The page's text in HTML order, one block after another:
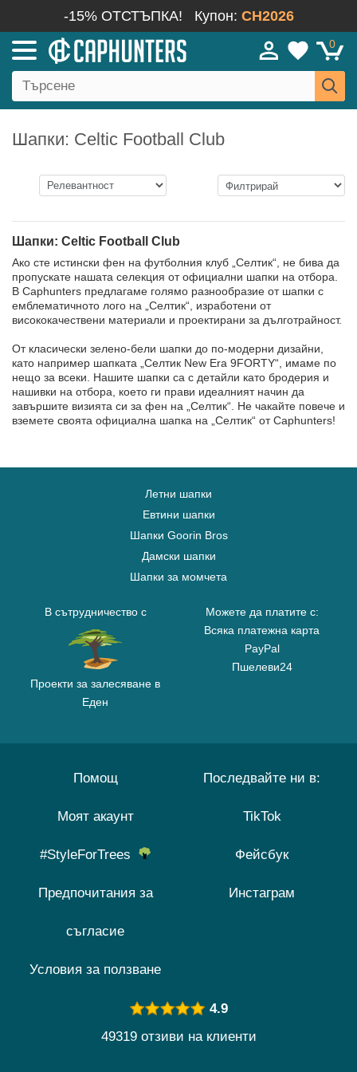
-15% ОТСТЪПКА! Купон: CH2026
0
Шапки: Celtic Football Club
Шапки: Celtic Football Club
Ако сте истински фен на футболния клуб „Селтик“, не бива да
пропускате нашата селекция от официални шапки на отбора.
В Caphunters предлагаме голямо разнообразие от шапки с
емблематичното лого на „Селтик“, изработени от
висококачествени материали и проектирани за дълготрайност.
От класически зелено-бели шапки до по-модерни дизайни,
като например шапката „Селтик New Era 9FORTY“, имаме по
нещо за всеки. Нашите шапки са с детайли като бродерия и
нашивки на отбора, което ги прави идеалният начин да
завършите визията си за фен на „Селтик“. Не чакайте повече и
вземете своята официална шапка на „Селтик“ от Caphunters!
Летни шапки
Евтини шапки
Шапки Goorin Bros
Дамски шапки
Шапки за момчета
В сътрудничество с
Проекти за залесяване в
Еден
Можете да платите с:
Всяка платежна карта
PayPal
Пшелеви24
Помощ
Моят акаунт
#StyleForTrees
Предпочитания за
съгласие
Условия за ползване
Последвайте ни в:
TikTok
Фейсбук
Инстаграм
4.9
49319 отзиви на клиенти